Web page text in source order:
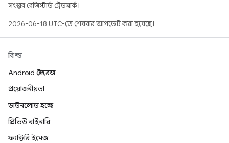
সংস্থার রেজিস্টার্ড ট্রেডমার্ক।
2026-06-18 UTC-তে শেষবার আপডেট করা হয়েছে।
বিল্ড
Android স্টোরেজ
প্রয়োজনীয়তা
ডাউনলোড হচ্ছে
প্রিভিউ বাইনারি
ফ্যাক্টরি ইমেজ